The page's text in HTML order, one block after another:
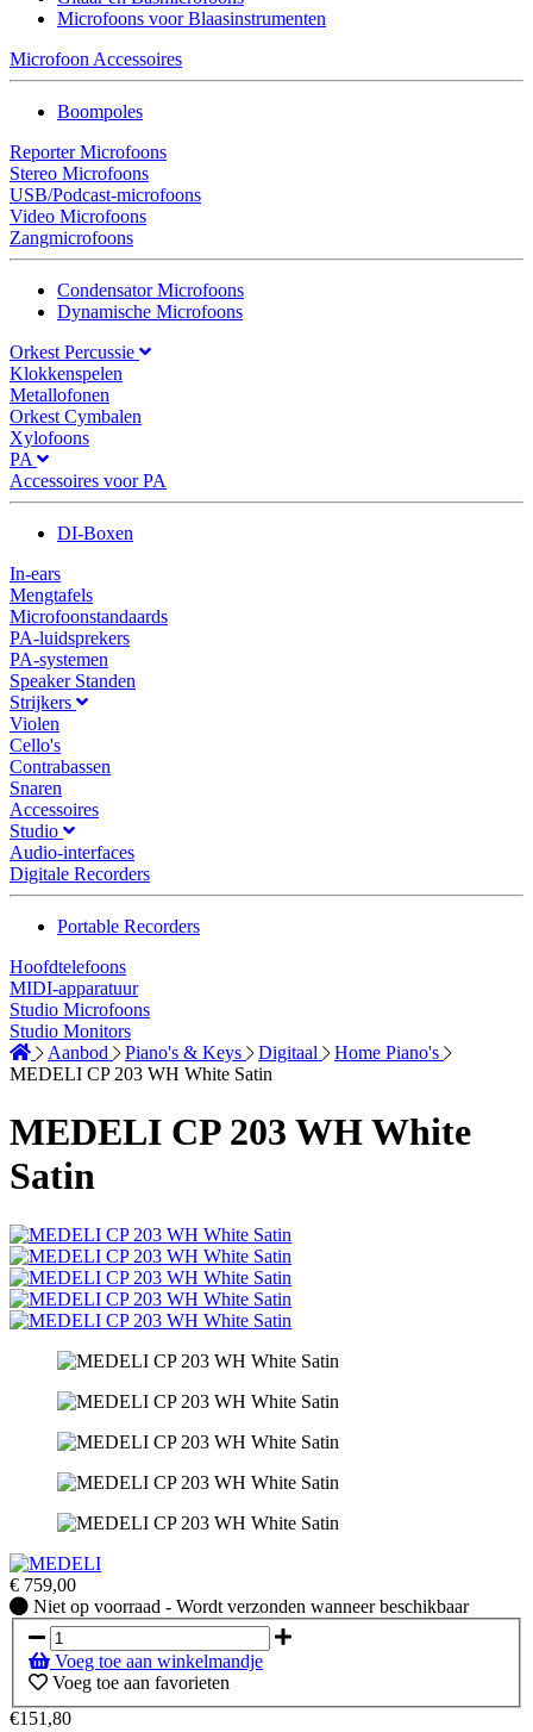
Microfoons voor Blaasinstrumenten
Microfoon Accessoires
Boompoles
Reporter Microfoons
Stereo Microfoons
USB/Podcast-microfoons
Video Microfoons
Zangmicrofoons
Condensator Microfoons
Dynamische Microfoons
Orkest Percussie
Klokkenspelen
Metallofonen
Orkest Cymbalen
Xylofoons
PA
Accessoires voor PA
DI-Boxen
In-ears
Mengtafels
Microfoonstandaards
PA-luidsprekers
PA-systemen
Speaker Standen
Strijkers
Violen
Cello's
Contrabassen
Snaren
Accessoires
Studio
Audio-interfaces
Digitale Recorders
Portable Recorders
Hoofdtelefoons
MIDI-apparatuur
Studio Microfoons
Studio Monitors
Aanbod
Piano's & Keys Digitaal
Home Piano's
MEDELI CP 203 WH White Satin
MEDELI CP 203 WH White
Satin
€ 759,00
Niet
op
voorraad
-
Wordt
verzonden
Niet op voorraad - Wordt verzonden wanneer beschikbaar
Voeg toe aan winkelmandje
Voeg toe aan favorieten
€151,80